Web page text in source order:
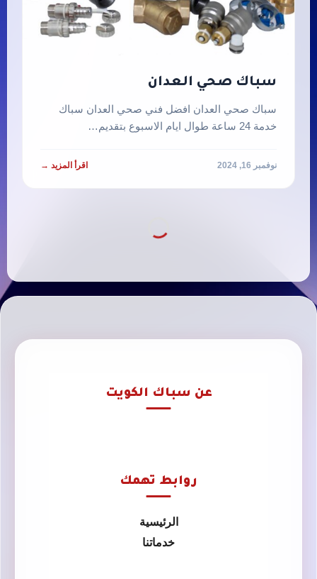
سباك صحي العدان
سباك صحي العدان افضل فني صحي العدان سباك
خدمة 24 ساعة طوال ايام الاسبوع بتقديم…
نوفمبر 16, 2024 اقرأ المزيد →
عن سباك الكويت
روابط تهمك
الرئيسية
خدماتنا